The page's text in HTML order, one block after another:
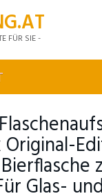
FÜR SIE -
Glas-